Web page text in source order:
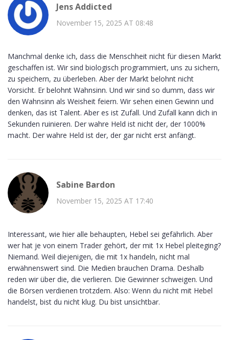
Jens Addicted
November 15, 2025 AT 08:48
Manchmal denke ich, dass die Menschheit nicht für diesen Markt
geschaffen ist. Wir sind biologisch programmiert, uns zu sichern,
zu speichern, zu überleben. Aber der Markt belohnt nicht
Vorsicht. Er belohnt Wahnsinn. Und wir sind so dumm, dass wir
den Wahnsinn als Weisheit feiern. Wir sehen einen Gewinn und
denken, das ist Talent. Aber es ist Zufall. Und Zufall kann dich in
Sekunden ruinieren. Der wahre Held ist nicht der, der 1000%
macht. Der wahre Held ist der, der gar nicht erst anfängt.
Sabine Bardon
November 15, 2025 AT 17:40
Interessant, wie hier alle behaupten, Hebel sei gefährlich. Aber
wer hat je von einem Trader gehört, der mit 1x Hebel pleiteging?
Niemand. Weil diejenigen, die mit 1x handeln, nicht mal
erwähnenswert sind. Die Medien brauchen Drama. Deshalb
reden wir über die, die verlieren. Die Gewinner schweigen. Und
die Börsen verdienen trotzdem. Also: Wenn du nicht mit Hebel
handelst, bist du nicht klug. Du bist unsichtbar.